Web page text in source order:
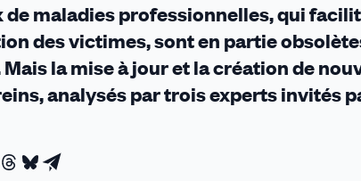
/
octobre
2025)
de maladies professionnelles, qui
des victimes, sont en partie
la mise à jour et la création de
analysés par trois experts invités
Partager
Partager
Partager